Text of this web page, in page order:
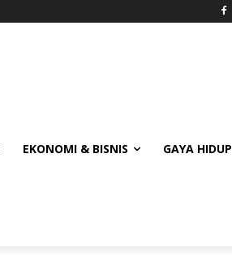
EKONOMI & BISNIS GAYA HIDUP